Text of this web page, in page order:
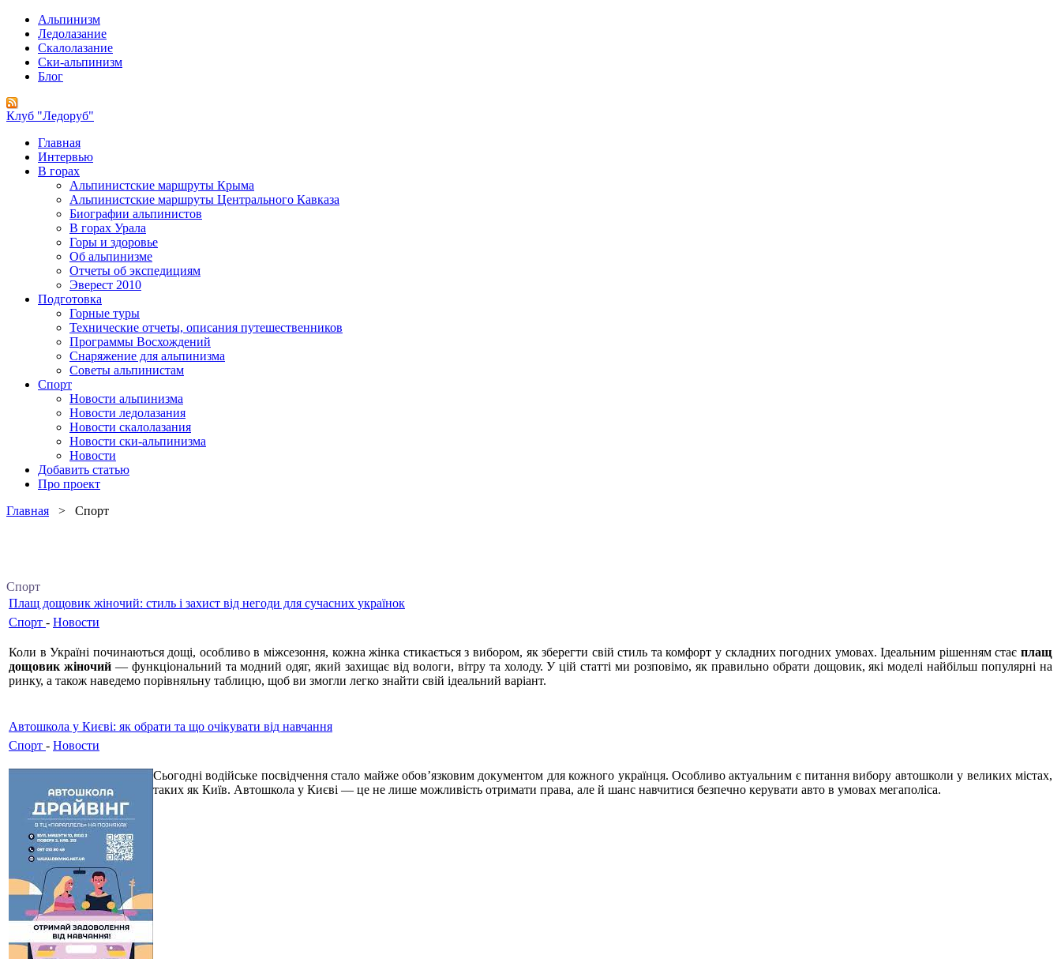
Альпинизм
Ледолазание
Скалолазание
Ски-альпинизм
Блог
Клуб "Ледоруб"
Главная
Интервью
В горах
Альпинистские маршруты Крыма
Альпинистские маршруты Центрального Кавказа
Биографии альпинистов
В горах Урала
Горы и здоровье
Об альпинизме
Отчеты об экспедициям
Эверест 2010
Подготовка
Горные туры
Технические отчеты, описания путешественников
Программы Восхождений
Снаряжение для альпинизма
Советы альпинистам
Спорт
Новости альпинизма
Новости ледолазания
Новости скалолазания
Новости ски-альпинизма
Новости
Добавить статью
Про проект
Главная > Спорт
Спорт
Плащ дощовик жіночий: стиль і захист від негоди для сучасних українок
Спорт - Новости
Коли в Україні починаються дощі, особливо в міжсезоння, кожна жінка стикається з вибором, як зберегти свій стиль та комфорт у складних погодних умовах. Ідеальним рішенням стає плащ
дощовик жіночий— функціональний та модний одяг, який захищає від вологи, вітру та холоду. У цій статті ми розповімо, як правильно обрати дощовик, які моделі найбільш популярні на
ринку, а також наведемо порівняльну таблицю, щоб ви змогли легко знайти свій ідеальний варіант.
Автошкола у Києві: як обрати та що очікувати від навчання
Спорт - Новости
Сьогодні водійське посвідчення стало майже обов’язковим документом для кожного українця. Особливо актуальним є питання вибору автошколи у великих містах,
таких як Київ. Автошкола у Києві — це не лише можливість отримати права, але й шанс навчитися безпечно керувати авто в умовах мегаполіса.